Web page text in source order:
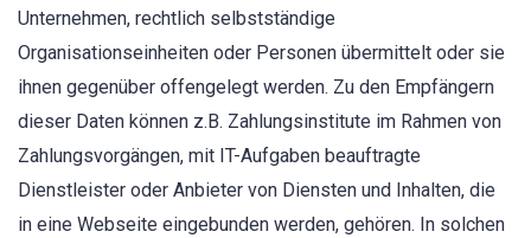
Unternehmen, rechtlich selbstständige
Organisationseinheiten oder Personen übermittelt oder sie
ihnen gegenüber offengelegt werden. Zu den Empfängern
dieser Daten können z.B. Zahlungsinstitute im Rahmen von
Zahlungsvorgängen, mit IT-Aufgaben beauftragte
Dienstleister oder Anbieter von Diensten und Inhalten, die
in eine Webseite eingebunden werden, gehören. In solchen